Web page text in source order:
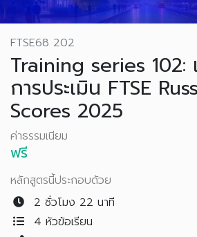
FTSE68 202
Training series 102:
การประเมิน FTSE
Scores 2025
ค่าธรรมเนียม
ฟรี
หลักสูตรนี้ประกอบด้วย
2 ชั่วโมง 22 นาที
4 หัวข้อเรียน